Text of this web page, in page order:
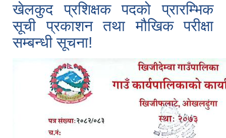
खेलकुद प्रशिक्षक पदको प्रारम्भिक
सूची प्रकाशन तथा मौखिक परीक्षा
सम्बन्धी सूचना!